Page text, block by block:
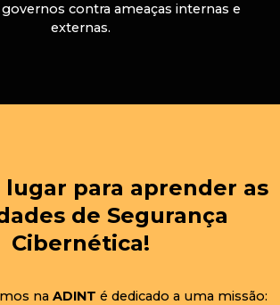
contra ameaças internas e
externas.
para aprender as
de Segurança
Cibernética!
na ADINT é dedicado a uma missão: